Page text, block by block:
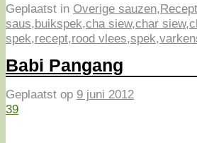
Geplaatst in Overige sauzen,
saus,buikspek,cha siew,char siew,
spek,recept,rood vlees,spek,
Babi Pangang
Geplaatst op 9 juni 2012
39